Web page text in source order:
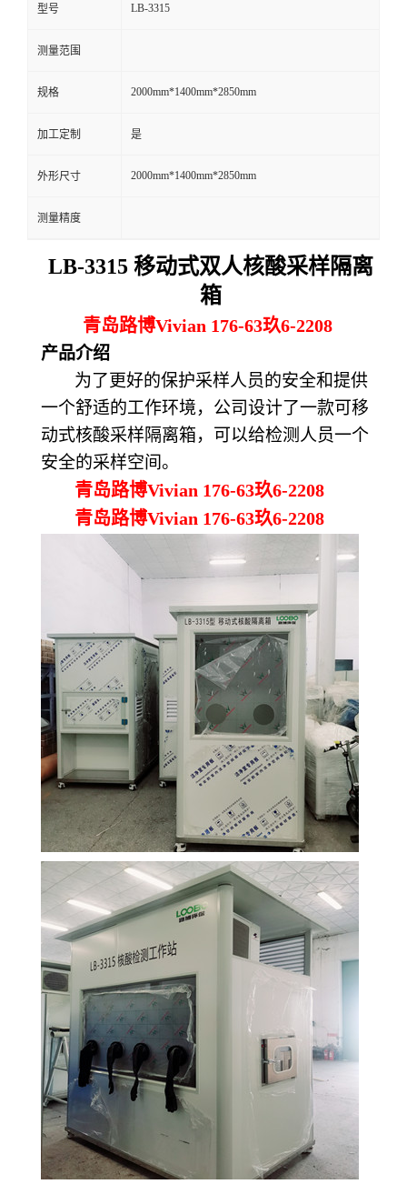
言
型号 LB-3315
测量范围
规格 2000mm*1400mm*2850mm
加工定制 是
外形尺寸 2000mm*1400mm*2850mm
测量精度
LB-3315 移动式双人核酸采样隔离
箱
青岛路博Vivian 176-63玖6-2208
产品介绍
为了更好的保护采样人员的安全和提供
一个舒适的工作环境， 公司 设计了一款可移
动式核酸采样隔离箱，可以给检测人员一个
安全的采样空间。
青岛路博Vivian 176-63玖6-2208
青岛路博Vivian 176-63玖6-2208